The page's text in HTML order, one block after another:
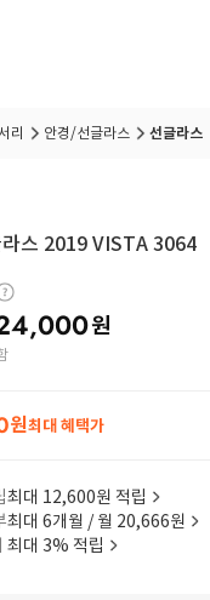
리 안경/선글라스 선글라스
라스 2019 VISTA 3064
원
원최대 혜택가
최대 12,600원 적립
최대 6개월 / 월 20,666원
최대 3% 적립